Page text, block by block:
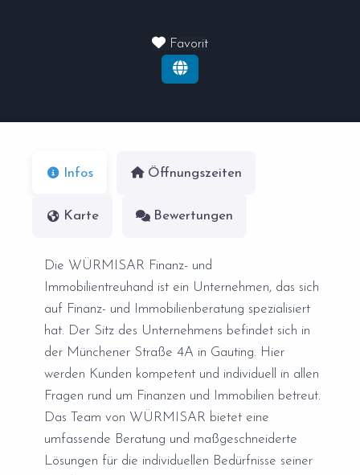
Favorit
Infos Öffnungszeiten
Karte Bewertungen
Die WÜRMISAR Finanz- und
Immobilientreuhand ist ein Unternehmen, das sich
auf Finanz- und Immobilienberatung spezialisiert
hat. Der Sitz des Unternehmens befindet sich in
der Münchener Straße 4A in Gauting. Hier
werden Kunden kompetent und individuell in allen
Fragen rund um Finanzen und Immobilien betreut.
Das Team von WÜRMISAR bietet eine
umfassende Beratung und maßgeschneiderte
Lösungen für die individuellen Bedürfnisse seiner